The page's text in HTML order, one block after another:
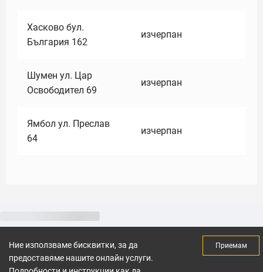
Хасково бул.
България 162
изчерпан
Шумен ул. Цар
Освободител 69
изчерпан
Ямбол ул. Преслав
64
изчерпан
Ние използваме бисквитки, за да
предоставяме нашите онлайн услуги.
Приемам